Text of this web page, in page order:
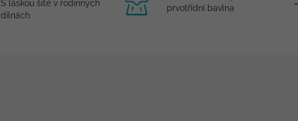
S láskou šité v rodinných
dílnách
prvotřídní bavlna